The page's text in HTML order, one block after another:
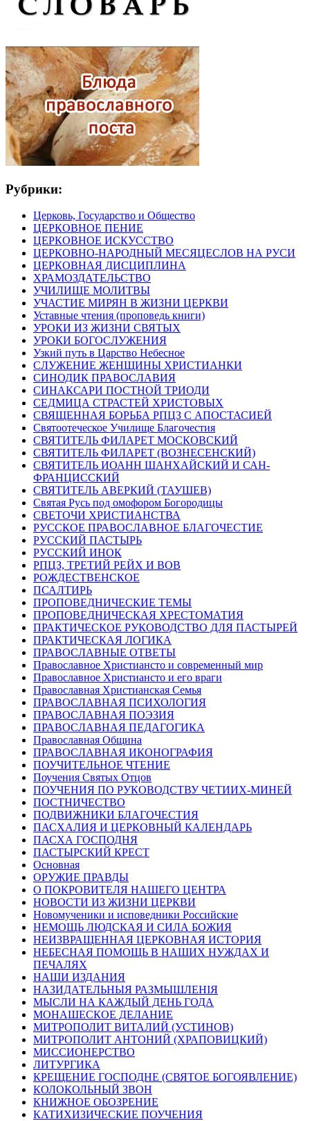
Рубрики:
Церковь, Государство и Общество
ЦЕРКОВНОЕ ПЕНИЕ
ЦЕРКОВНОЕ ИСКУССТВО
ЦЕРКОВНО-НАРОДНЫЙ МЕСЯЦЕСЛОВ НА РУСИ
ЦЕРКОВНАЯ ДИСЦИПЛИНА
ХРАМОЗДАТЕЛЬСТВО
УЧИЛИЩЕ МОЛИТВЫ
УЧАСТИЕ МИРЯН В ЖИЗНИ ЦЕРКВИ
Уставные чтения (проповедь книги)
УРОКИ ИЗ ЖИЗНИ СВЯТЫХ
УРОКИ БОГОСЛУЖЕНИЯ
Узкий путь в Царство Небесное
СЛУЖЕНИЕ ЖЕНЩИНЫ ХРИСТИАНКИ
СИНОДИК ПРАВОСЛАВИЯ
СИНАКСАРИ ПОСТНОЙ ТРИОДИ
СЕДМИЦА СТРАСТЕЙ ХРИСТОВЫХ
СВЯЩЕННАЯ БОРЬБА РПЦЗ С АПОСТАСИЕЙ
Святоотеческое Училище Благочестия
СВЯТИТЕЛЬ ФИЛАРЕТ МОСКОВСКИЙ
СВЯТИТЕЛЬ ФИЛАРЕТ (ВОЗНЕСЕНСКИЙ)
СВЯТИТЕЛЬ ИОАНН ШАНХАЙСКИЙ И САН-
ФРАНЦИССКИЙ
СВЯТИТЕЛЬ АВЕРКИЙ (ТАУШЕВ)
Святая Русь под омофором Богородицы
СВЕТОЧИ ХРИСТИАНСТВА
РУССКОЕ ПРАВОСЛАВНОЕ БЛАГОЧЕСТИЕ
РУССКИЙ ПАСТЫРЬ
РУССКИЙ ИНОК
РПЦЗ, ТРЕТИЙ РЕЙХ И ВОВ
РОЖДЕСТВЕНСКОЕ
ПСАЛТИРЬ
ПРОПОВЕДНИЧЕСКИЕ ТЕМЫ
ПРОПОВЕДНИЧЕСКАЯ ХРЕСТОМАТИЯ
ПРАКТИЧЕСКОЕ РУКОВОДСТВО ДЛЯ ПАСТЫРЕЙ
ПРАКТИЧЕСКАЯ ЛОГИКА
ПРАВОСЛАВНЫЕ ОТВЕТЫ
Православное Христиансто и современный мир
Православное Христиансто и его враги
Православная Христианская Семья
ПРАВОСЛАВНАЯ ПСИХОЛОГИЯ
ПРАВОСЛАВНАЯ ПОЭЗИЯ
ПРАВОСЛАВНАЯ ПЕДАГОГИКА
Православная Община
ПРАВОСЛАВНАЯ ИКОНОГРАФИЯ
ПОУЧИТЕЛЬНОЕ ЧТЕНИЕ
Поучения Святых Отцов
ПОУЧЕНИЯ ПО РУКОВОДСТВУ ЧЕТИИХ-МИНЕЙ
ПОСТНИЧЕСТВО
ПОДВИЖНИКИ БЛАГОЧЕСТИЯ
ПАСХАЛИЯ И ЦЕРКОВНЫЙ КАЛЕНДАРЬ
ПАСХА ГОСПОДНЯ
ПАСТЫРСКИЙ КРЕСТ
Основная
ОРУЖИЕ ПРАВДЫ
О ПОКРОВИТЕЛЯ НАШЕГО ЦЕНТРА
НОВОСТИ ИЗ ЖИЗНИ ЦЕРКВИ
Новомученики и исповедники Российские
НЕМОЩЬ ЛЮДСКАЯ И СИЛА БОЖИЯ
НЕИЗВРАЩЕННАЯ ЦЕРКОВНАЯ ИСТОРИЯ
НЕБЕСНАЯ ПОМОЩЬ В НАШИХ НУЖДАХ И
ПЕЧАЛЯХ
НАШИ ИЗДАНИЯ
НАЗИДАТЕЛЬНЫЯ РАЗМЫШЛЕНІЯ
МЫСЛИ НА КАЖДЫЙ ДЕНЬ ГОДА
МОНАШЕСКОЕ ДЕЛАНИЕ
МИТРОПОЛИТ ВИТАЛИЙ (УСТИНОВ)
МИТРОПОЛИТ АНТОНИЙ (ХРАПОВИЦКИЙ)
МИССИОНЕРСТВО
ЛИТУРГИКА
КРЕЩЕНИЕ ГОСПОДНЕ (СВЯТОЕ БОГОЯВЛЕНИЕ)
КОЛОКОЛЬНЫЙ ЗВОН
КНИЖНОЕ ОБОЗРЕНИЕ
КАТИХИЗИЧЕСКИЕ ПОУЧЕНИЯ